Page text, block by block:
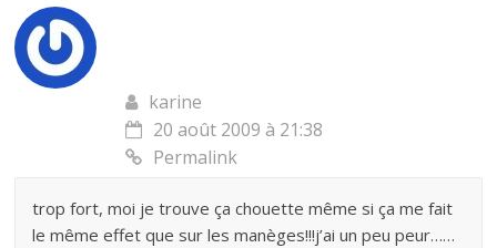
karine
20 août 2009 à 21:38
Permalink
trop fort, moi je trouve ça chouette même si ça me fait
le même effet que sur les manèges!!!j’ai un peu peur……